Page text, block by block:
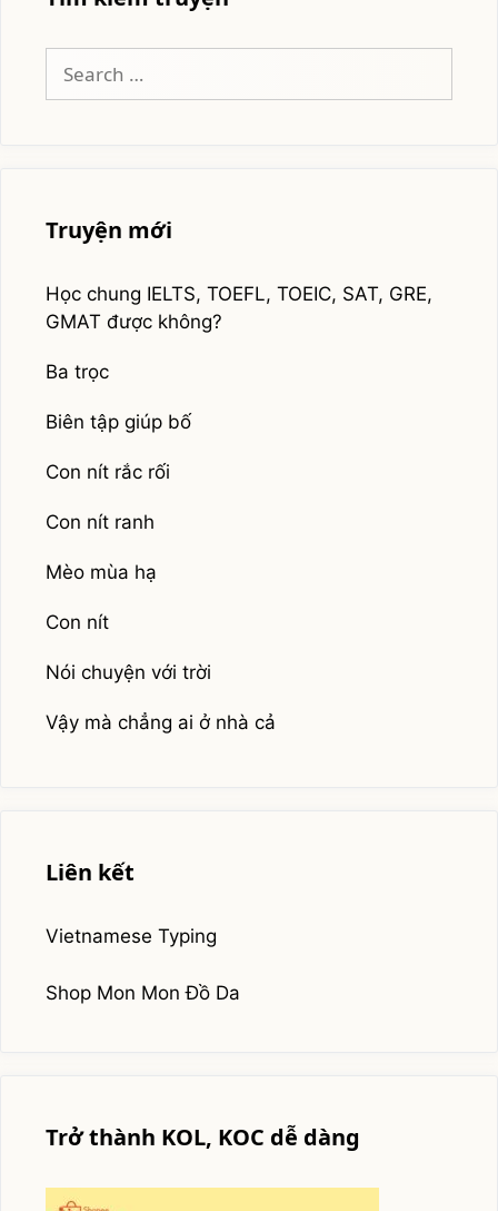
for:
Truyện mới
Học chung IELTS, TOEFL, TOEIC, SAT, GRE,
GMAT được không?
Ba trọc
Biên tập giúp bố
Con nít rắc rối
Con nít ranh
Mèo mùa hạ
Con nít
Nói chuyện với trời
Vậy mà chẳng ai ở nhà cả
Liên kết
Vietnamese Typing
Shop Mon Mon Đồ Da
Trở thành KOL, KOC dễ dàng